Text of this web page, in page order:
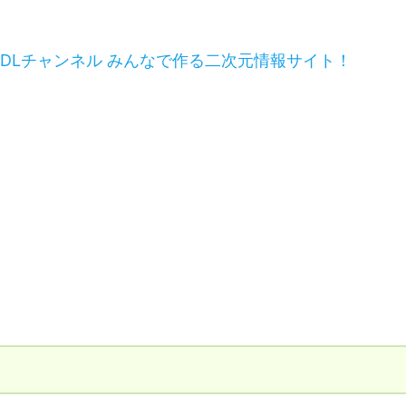
チャンネル みんなで作る二次元情報サイト！